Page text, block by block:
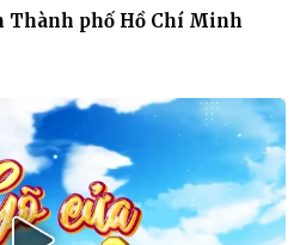
Thành phố Hồ Chí Minh